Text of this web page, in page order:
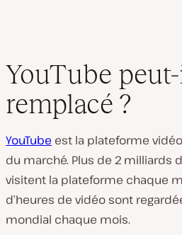
YouTube
remplacé ?
YouTube est la plateforme
du marché. Plus de 2 milliards
visitent la plateforme chaque
d’heures de vidéo sont
mondial chaque mois.